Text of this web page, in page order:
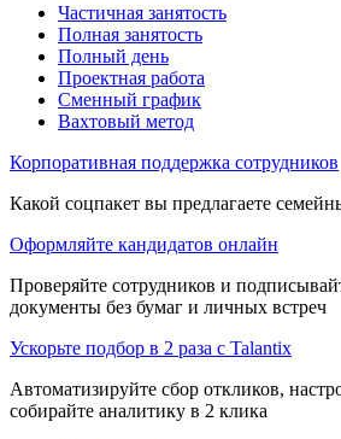
Частичная занятость
Полная занятость
Полный день
Проектная работа
Сменный график
Вахтовый метод
Корпоративная поддержка сотрудников
Какой соцпакет вы предлагаете
Оформляйте кандидатов онлайн
Проверяйте сотрудников и
документы без бумаг и личных встреч
Ускорьте подбор в 2 раза с Talantix
Автоматизируйте сбор откликов,
собирайте аналитику в 2 клика